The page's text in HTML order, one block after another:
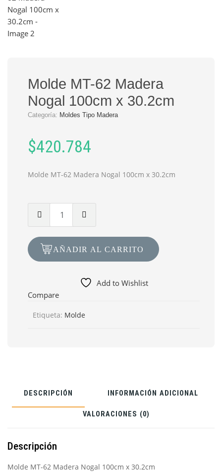
Molde MT-62 Madera
Nogal 100cm x 30.2cm
Categoría: Moldes Tipo Madera
$420.784
Molde MT-62 Madera Nogal 100cm x 30.2cm
MT-
62
100cm
30.2cm
AÑADIR AL CARRITO
Add to Wishlist
Compare
Etiqueta: Molde
DESCRIPCIÓN INFORMACIÓN ADICIONAL
VALORACIONES (0)
Descripción
Molde MT-62 Madera Nogal 100cm x 30.2cm